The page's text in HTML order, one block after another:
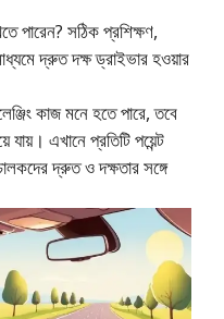
পারেন? সঠিক প্রশিক্ষণ,
দ্রুত দক্ষ ড্রাইভার হওয়ার
কাজ মনে হতে পারে, তবে
এখানে প্রতিটি পয়েন্ট
দ্রুত ও দক্ষতার সঙ্গে